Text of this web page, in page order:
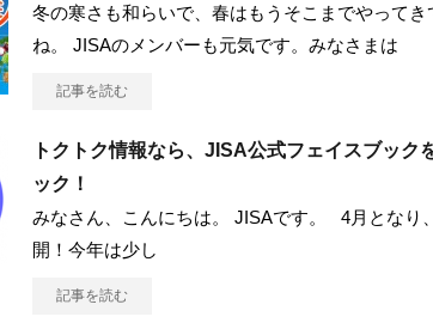
冬の寒さも和らいで、春はもうそこまでやってき
ね。 JISAのメンバーも元気です。みなさまは
記事を読む
トクトク情報なら、JISA公式フェイスブック
ック！
みなさん、こんにちは。 JISAです。 4月となり
開！今年は少し
記事を読む